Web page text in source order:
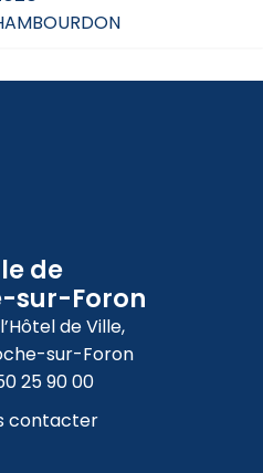
de
sur-Foron
de Ville,
sur-Foron
25 90 00
contacter